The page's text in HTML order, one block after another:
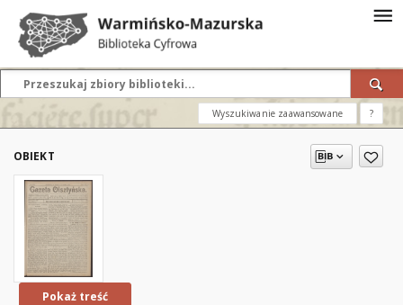
Wyszukiwanie zaawansowane ?
OBIEKT
Pokaż treść